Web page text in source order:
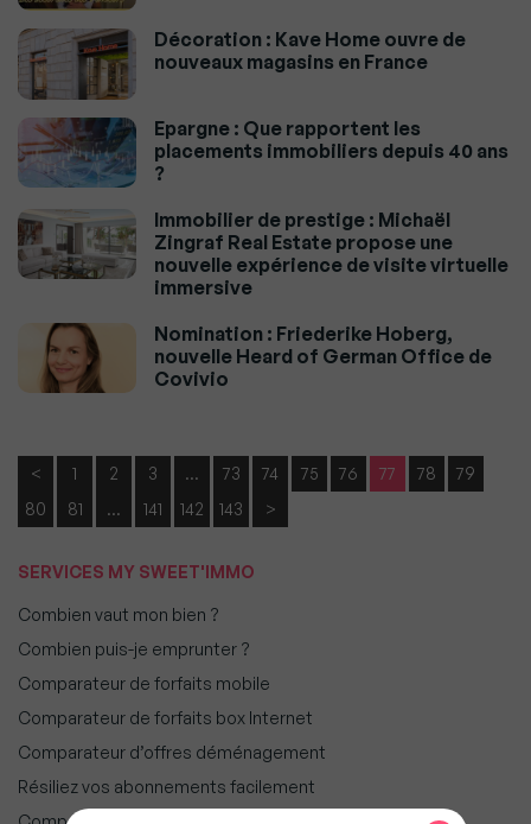
Décoration : Kave Home ouvre de
nouveaux magasins en France
Epargne : Que rapportent les
placements immobiliers depuis 40 ans
?
Immobilier de prestige : Michaël
Zingraf Real Estate propose une
nouvelle expérience de visite virtuelle
immersive
Nomination : Friederike Hoberg,
nouvelle Heard of German Office de
Covivio
< 1 2 3 … 73 74 75 76 77 78
79
80
81 … 141 142 143 >
SERVICES MY SWEET'IMMO
Combien vaut mon bien ?
Combien puis-je emprunter ?
Comparateur de forfaits mobile
Comparateur de forfaits box Internet
Comparateur d’offres déménagement
Résiliez vos abonnements facilement